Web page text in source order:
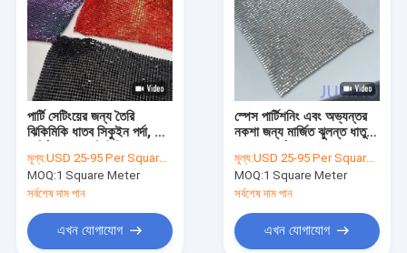
পার্টি সেটিংয়ের জন্য তৈরি
ঝিকিমিকি ধাতব সিকুইন পর্দা, যা
করে
মূল্য:USD 25-95 Per Square Meter
MOQ:1 Square Meter
সর্বশেষ দাম পান
এখন যোগাযোগ
স্পেস পার্টিশনিং এবং অভ্যন্তর
নকশা জন্য মার্জিত ঝুলন্ত ধাতু
মূল্য:USD 25-95 Per Square Meter
MOQ:1 Square Meter
সর্বশেষ দাম পান
এখন যোগাযোগ